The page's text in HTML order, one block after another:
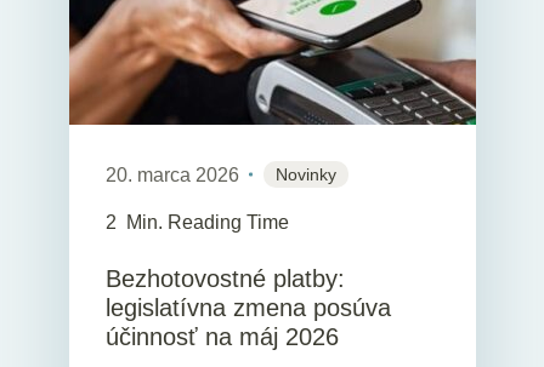
20. marca 2026 Novinky
2 Min. Reading Time
Bezhotovostné platby:
legislatívna zmena posúva
účinnosť na máj 2026